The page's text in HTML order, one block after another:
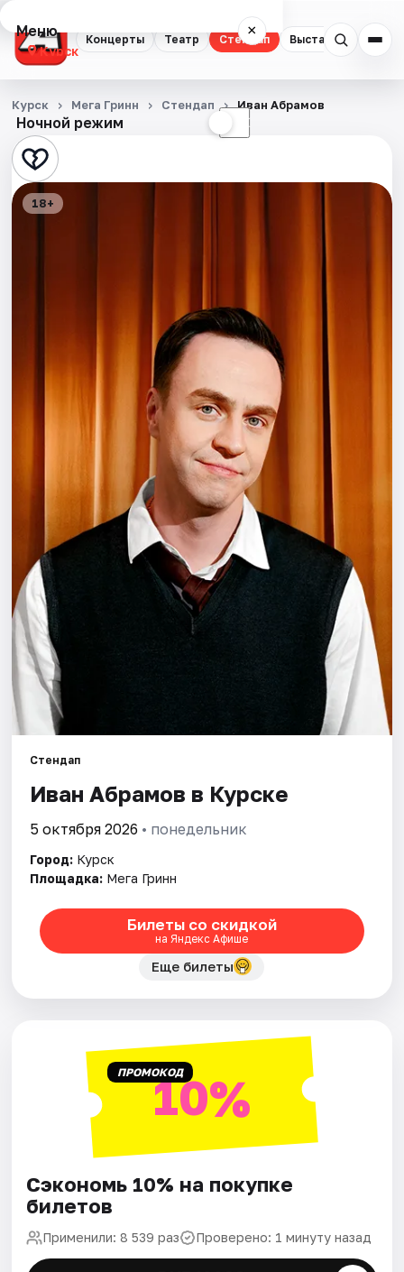
Концерты Театр Стендап Выставки
Меню ×
Курск
Концерты
Театр
Стендап
Площадки
Ночной режим ☾
Курск Мега Гринн Стендап Иван Абрамов
18+
Стендап
Иван Абрамов в Курске
5 октября 2026 • понедельник
Город: Курск
Площадка: Мега Гринн
Билеты со скидкой
на Яндекс Афише
Еще билеты
ПРОМОКОД10%
Сэкономь 10% на покупке
билетов
Применили: 8 539 раз Проверено: 1 минуту назад